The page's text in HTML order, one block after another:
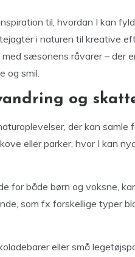
til, hvordan I kan
i naturen til kreative
sæsonens råvarer – der
og smil.
og
der kan
eller parker, hvor I kan
for både børn og voksne,
som fx forskellige typer
eller små